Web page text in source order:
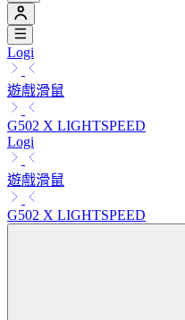
Logi
遊戲滑鼠
G502 X LIGHTSPEED
Logi
遊戲滑鼠
G502 X LIGHTSPEED